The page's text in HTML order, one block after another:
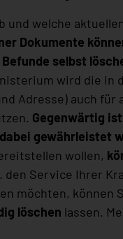
und welche
Dokumente
Befunde selbst
wird die in
Adresse) auch
Gegenwärtig
gewährleistet
wollen,
den Service Ihrer
möchten, können
löschen lassen.